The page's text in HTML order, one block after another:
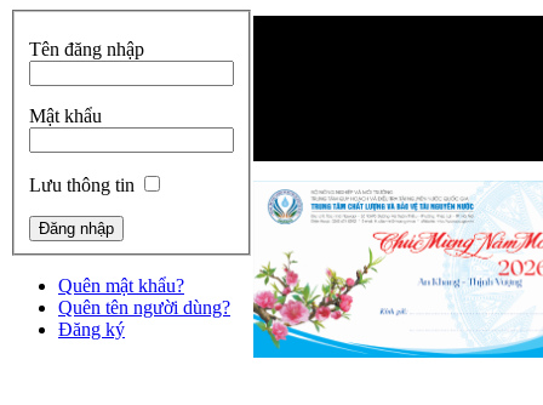
Tên đăng nhập
Mật khẩu
Lưu thông tin
Quên mật khẩu?
Quên tên người dùng?
Đăng ký